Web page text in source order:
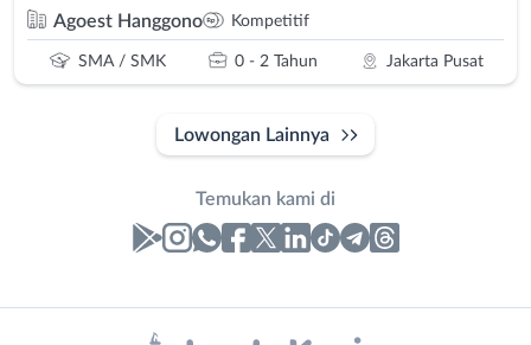
Agoest Hanggono Kompetitif
SMA / SMK 0 - 2 Tahun Jakarta Pusat
Lowongan Lainnya
Temukan kami di